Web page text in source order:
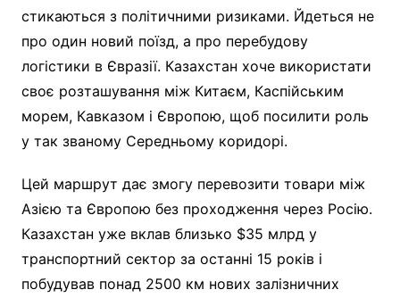
стикаються з політичними ризиками. Йдеться не
про один новий поїзд, а про перебудову
логістики в Євразії. Казахстан хоче використати
своє розташування між Китаєм, Каспійським
морем, Кавказом і Європою, щоб посилити роль
у так званому Середньому коридорі.
Цей маршрут дає змогу перевозити товари між
Азією та Європою без проходження через Росію.
Казахстан уже вклав близько $35 млрд у
транспортний сектор за останні 15 років і
побудував понад 2500 км нових залізничних